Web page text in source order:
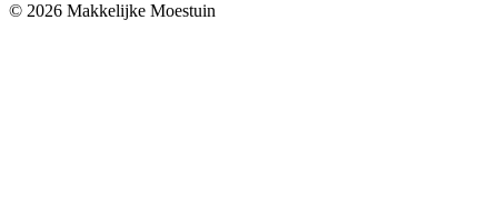
© 2026 Makkelijke Moestuin